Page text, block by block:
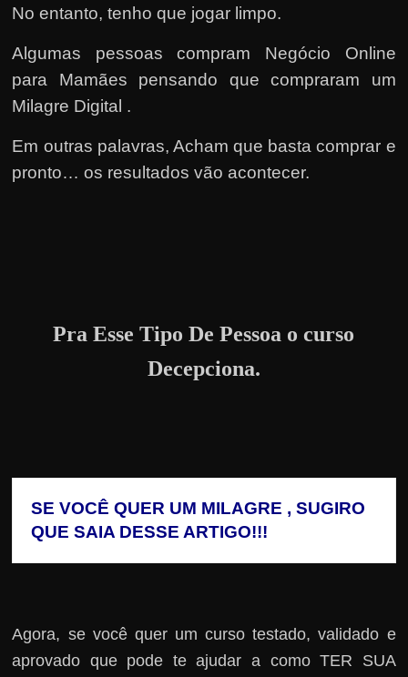
No entanto, tenho que jogar limpo.
Algumas pessoas compram Negócio Online
para Mamães pensando que compraram um
Milagre Digital .
Em outras palavras, Acham que basta comprar e
pronto… os resultados vão acontecer.
Pra Esse Tipo De Pessoa o curso
Decepciona.
SE VOCÊ QUER UM MILAGRE , SUGIRO
QUE SAIA DESSE ARTIGO!!!
Agora, se você quer um curso testado, validado e
aprovado que pode te ajudar a como TER SUA